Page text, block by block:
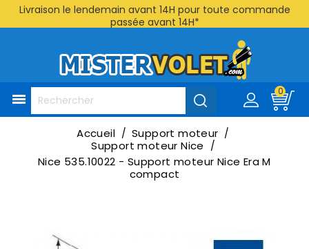
Livraison le lendemain avant 14H pour toute commande
passée avant 14H*

0
Accueil
Support moteur
Support moteur Nice
Nice 535.10022 - Support moteur Nice Era M
compact